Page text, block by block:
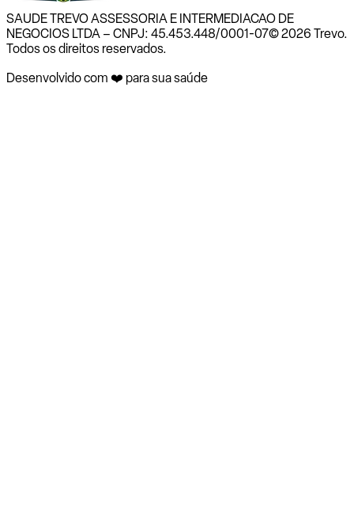
SAUDE TREVO ASSESSORIA E INTERMEDIACAO DE
NEGOCIOS LTDA – CNPJ: 45.453.448/0001-07© 2026 Trevo.
Todos os direitos reservados.
Desenvolvido com ❤️ para sua saúde